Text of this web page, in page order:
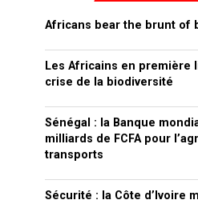
Africans bear the brunt of
Les Africains en première
crise de la biodiversité
Sénégal : la Banque
milliards de FCFA pour
transports
Sécurité : la Côte d’Ivoire